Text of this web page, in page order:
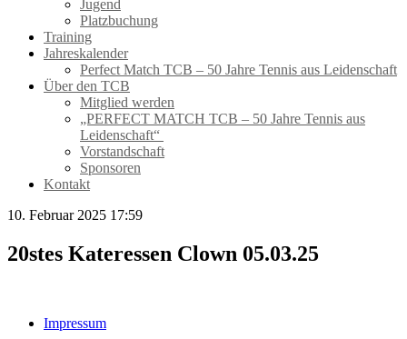
Jugend
Platzbuchung
Training
Jahreskalender
Perfect Match TCB – 50 Jahre Tennis aus Leidenschaft
Über den TCB
Mitglied werden
„PERFECT MATCH TCB – 50 Jahre Tennis aus
Leidenschaft“
Vorstandschaft
Sponsoren
Kontakt
10. Februar 2025 17:59
20stes Kateressen Clown 05.03.25
Impressum